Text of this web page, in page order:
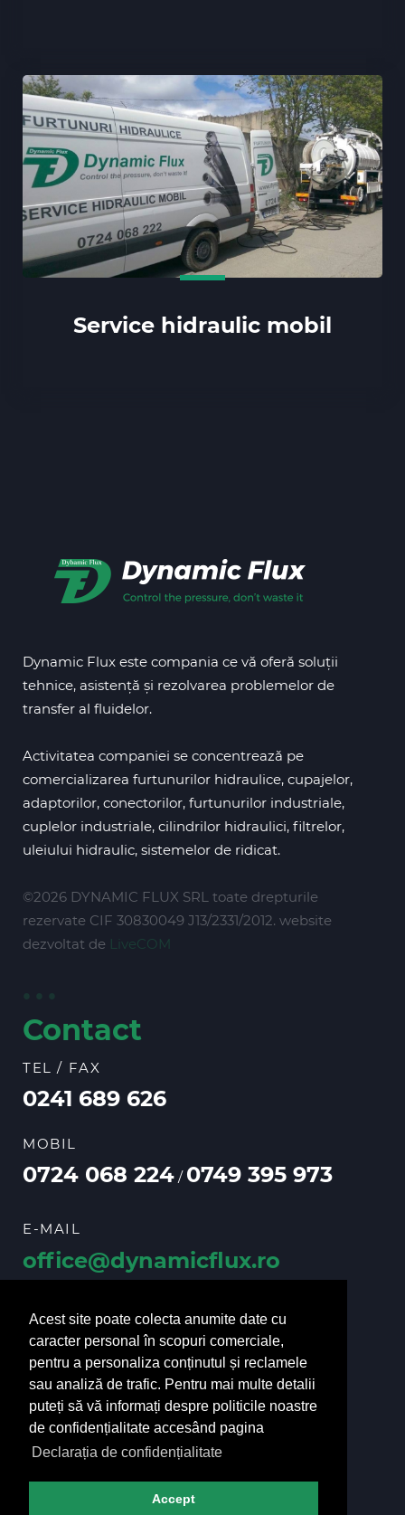
Acest site poate colecta anumite date cu
caracter personal în scopuri comerciale,
pentru a personaliza conținutul și reclamele
sau analiză de trafic. Pentru mai multe detalii
puteți să vă informați despre politicile noastre
de confidențialitate accesând pagina
Declarația de confidențialitate
Accept
Service hidraulic mobil
Dynamic Flux este compania ce vă oferă soluții
tehnice, asistență și rezolvarea problemelor de
transfer al fluidelor.
Activitatea companiei se concentrează pe
comercializarea furtunurilor hidraulice, cupajelor,
adaptorilor, conectorilor, furtunurilor industriale,
cuplelor industriale, cilindrilor hidraulici, filtrelor,
uleiului hidraulic, sistemelor de ridicat.
©2026 DYNAMIC FLUX SRL toate drepturile
rezervate CIF 30830049 J13/2331/2012. website
dezvoltat de LiveCOM
Contact
TEL / FAX
0241 689 626
MOBIL
0724 068 224 / 0749 395 973
E-MAIL
office@dynamicflux.ro
URMĂRIȚI-NE